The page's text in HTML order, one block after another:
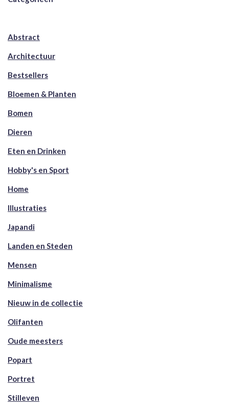
Abstract
Architectuur
Bestsellers
Bloemen & Planten
Bomen
Dieren
Eten en Drinken
Hobby's en Sport
Home
Illustraties
Japandi
Landen en Steden
Mensen
Minimalisme
Nieuw in de collectie
Olifanten
Oude meesters
Popart
Portret
Stilleven